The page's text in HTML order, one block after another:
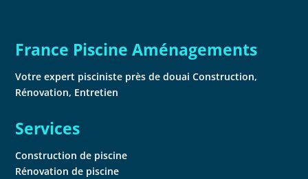
France Piscine Aménagements
Votre expert pisciniste près de douai Construction,
Rénovation, Entretien
Services
Construction de piscine
Rénovation de piscine